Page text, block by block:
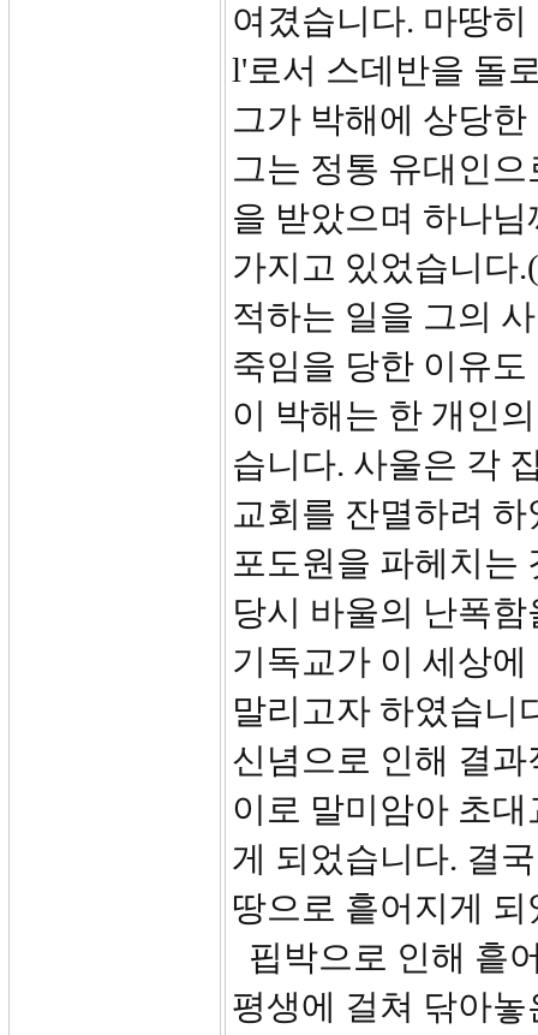
여겼습니다. 마땅
l'로서 스데반을 돌
그가 박해에 상당
그는 정통 유대인
을 받았으며 하나
가지고 있었습니다
적하는 일을 그의
죽임을 당한 이유
이 박해는 한 개인
습니다. 사울은 각
교회를 잔멸하려
포도원을 파헤치는
당시 바울의 난폭
기독교가 이 세상
말리고자 하였습니
신념으로 인해 결
이로 말미암아 초
게 되었습니다. 결
땅으로 흩어지게
핍박으로 인해 흩
평생에 걸쳐 닦아